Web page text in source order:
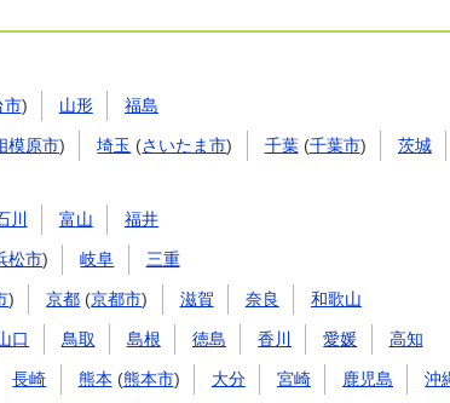
市) 山形 福島
模原市) 埼玉 (さいたま市) 千葉(千葉市) 茨城
川 富山 福井
松市) 岐阜 三重
) 京都 (京都市) 滋賀 奈良 和歌山
口 鳥取 島根 徳島 香川 愛媛 高知
長崎 熊本 (熊本市) 大分 宮崎 鹿児島 沖